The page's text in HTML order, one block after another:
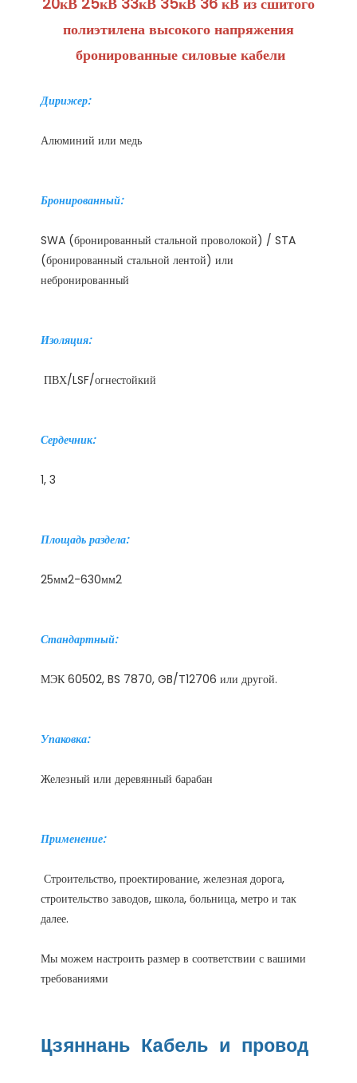
полиэтилена высокого напряжения
бронированные силовые кабели
SWA (бронированный стальной проволокой) / STA
(бронированный стальной лентой) или
Изоляция:
Применение:
Строительство, проектирование, железная дорога,
строительство заводов, школа, больница, метро и так
Мы можем настроить размер в соответствии с вашими